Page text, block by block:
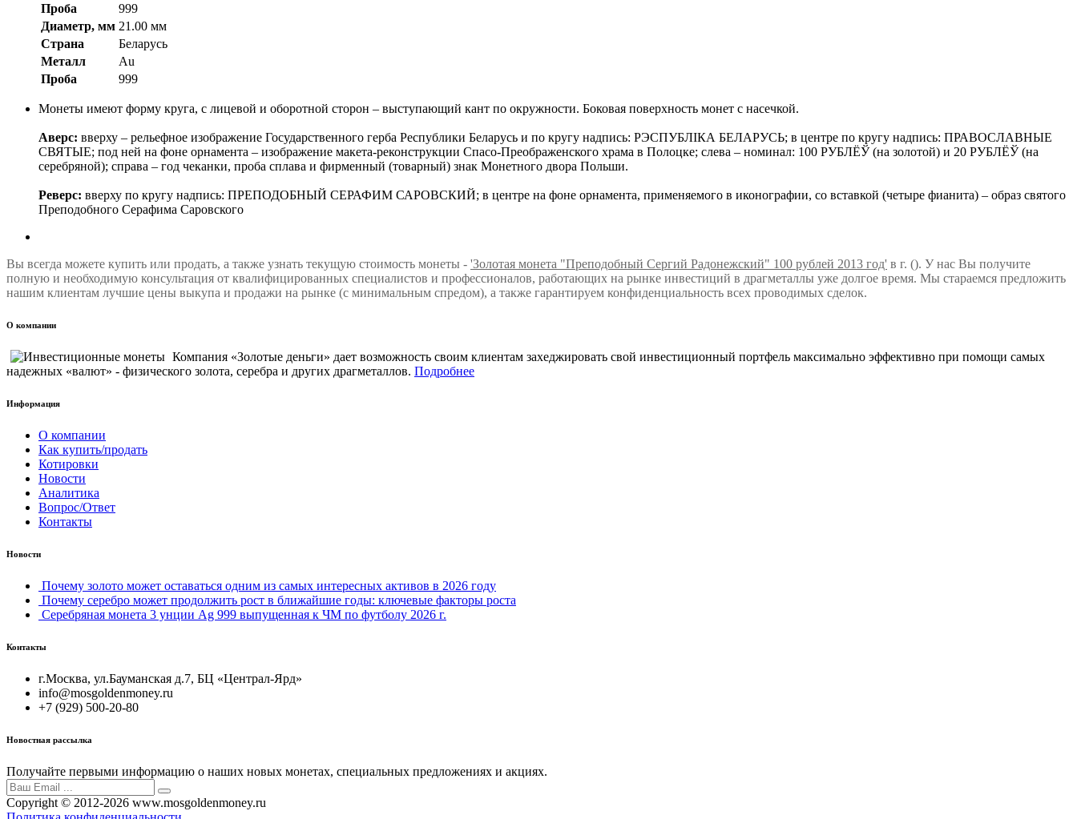
Проба
999
Диаметр, мм 21.00 мм
Страна
Беларусь
Металл
Au
Проба
999
Монеты имеют форму круга, с лицевой и оборотной сторон – выступающий кант по окружности. Боковая поверхность монет с насечкой.
Аверс: вверху – рельефное изображение Государственного герба Республики Беларусь и по кругу надпись: РЭСПУБЛІКА БЕЛАРУСЬ; в центре по кругу надпись: ПРАВОСЛАВНЫЕ
СВЯТЫЕ; под ней на фоне орнамента – изображение макета-реконструкции Спасо-Преображенского храма в Полоцке; слева – номинал: 100 РУБЛЁЎ (на золотой) и 20 РУБЛЁЎ (на
серебряной); справа – год чеканки, проба сплава и фирменный (товарный) знак Монетного двора Польши.
Реверс: вверху по кругу надпись: ПРЕПОДОБНЫЙ СЕРАФИМ САРОВСКИЙ; в центре на фоне орнамента, применяемого в иконографии, со вставкой (четыре фианита) – образ святого
Преподобного Серафима Саровского
Вы всегда можете купить или продать, а также узнать текущую стоимость монеты - 'Золотая монета "Преподобный Сергий Радонежский" 100 рублей 2013 год' в г. (). У нас Вы получите
полную и необходимую консультация от квалифицированных специалистов и профессионалов, работающих на рынке инвестиций в драгметаллы уже долгое время. Мы стараемся предложить
нашим клиентам лучшие цены выкупа и продажи на рынке (с минимальным спредом), а также гарантируем конфиденциальность всех проводимых сделок.
О компании
Компания «Золотые деньги» дает возможность своим клиентам захеджировать свой инвестиционный портфель максимально эффективно при помощи самых
надежных «валют» - физического золота, серебра и других драгметаллов. Подробнее
Информация
О компании
Как купить/продать
Котировки
Новости
Аналитика
Вопрос/Ответ
Контакты
Новости
Почему золото может оставаться одним из самых интересных активов в 2026 году
Почему серебро может продолжить рост в ближайшие годы: ключевые факторы роста
Серебряная монета 3 унции Ag 999 выпущенная к ЧМ по футболу 2026 г.
Контакты
г.Москва, ул.Бауманская д.7, БЦ «Централ-Ярд»
info@mosgoldenmoney.ru
+7 (929) 500-20-80
Новостная рассылка
Получайте первыми информацию о наших новых монетах, специальных предложениях и акциях.
Copyright © 2012-2026 www.mosgoldenmoney.ru